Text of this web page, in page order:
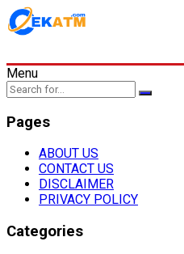
Menu
Pages
ABOUT US
CONTACT US
DISCLAIMER
PRIVACY POLICY
Categories